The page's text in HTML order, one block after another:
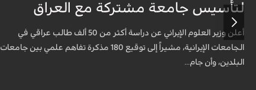
لتأسيس جامعة مشتركة مع العراق
أعلن وزير العلوم الإيراني عن دراسة أكثر من 50 ألف طالب عراقي في
الجامعات الإيرانية، مشيراً إلى توقيع 180 مذكرة تفاهم علمي بين جامعات
البلدين، وأن جام...